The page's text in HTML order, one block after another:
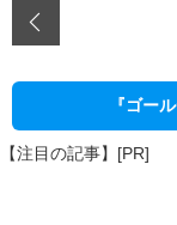
『ゴー
【注目の記事】[PR]